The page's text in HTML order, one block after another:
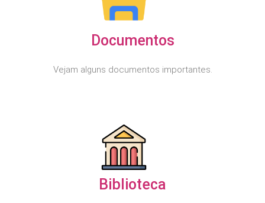
Documentos
Vejam alguns documentos importantes.
Biblioteca